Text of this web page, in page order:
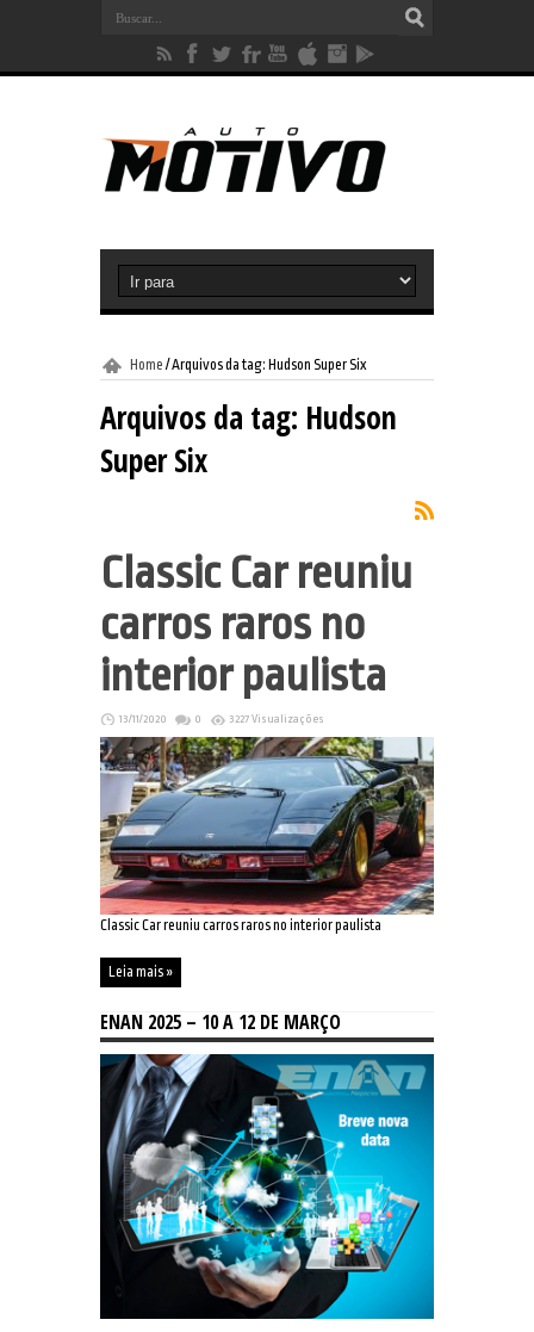
Home /Arquivos da tag: Hudson Super Six
Arquivos da tag: Hudson
Super Six
Classic Car reuniu
carros raros no
interior paulista
13/11/2020 0 3227 Visualizações
Classic Car reuniu carros raros no interior paulista
Leia mais »
ENAN 2025 – 10 A 12 DE MARÇO